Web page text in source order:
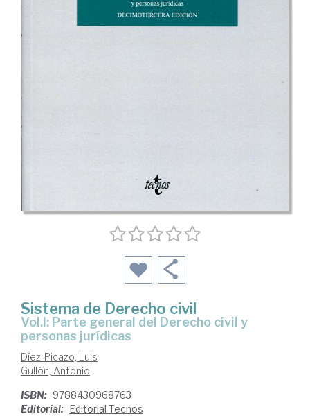
Sistema de Derecho civil
Vol.I: Parte general del Derecho civil y
personas jurídicas
Díez-Picazo, Luis
Gullón, Antonio
ISBN: 9788430968763
Editorial: Editorial Tecnos